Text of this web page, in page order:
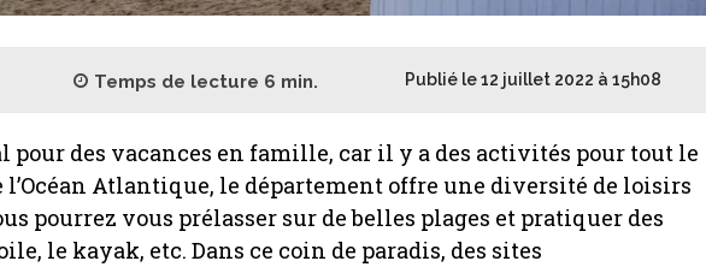
Temps de lecture 6 min. Publié le 12 juillet 2022 à 15h08
pour des vacances en famille, car il y a des activités pour tout le
l’Océan Atlantique, le département offre une diversité de loisirs
pourrez vous prélasser sur de belles plages et pratiquer des
le kayak, etc. Dans ce coin de paradis, des sites